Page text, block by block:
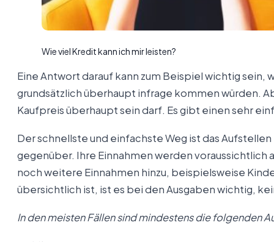
Wie viel Kredit kann ich mir leisten?
Eine Antwort darauf kann zum Beispiel wichtig
grundsätzlich überhaupt infrage kommen würden.
Kaufpreis überhaupt sein darf. Es gibt einen sehr
Der schnellste und einfachste Weg ist das
gegenüber. Ihre Einnahmen werden
noch weitere Einnahmen hinzu, beispielsweise
übersichtlich ist, ist es bei den Ausgaben wichtig,
In den meisten Fällen sind mindestens die folgenden